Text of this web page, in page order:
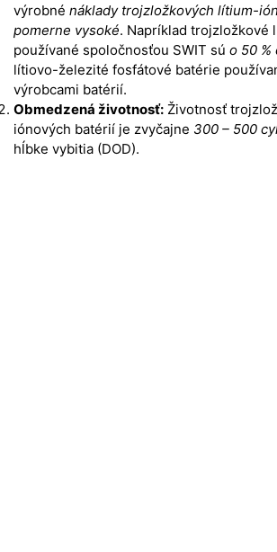
výrobné náklady trojzložkových lítium-
pomerne vysoké. Napríklad trojzložkové
používané spoločnosťou SWIT sú o 50 %
lítiovo-železité fosfátové batérie
výrobcami batérií.
Obmedzená životnosť: Životnosť
iónových batérií je zvyčajne 300 – 500
hĺbke vybitia (DOD).